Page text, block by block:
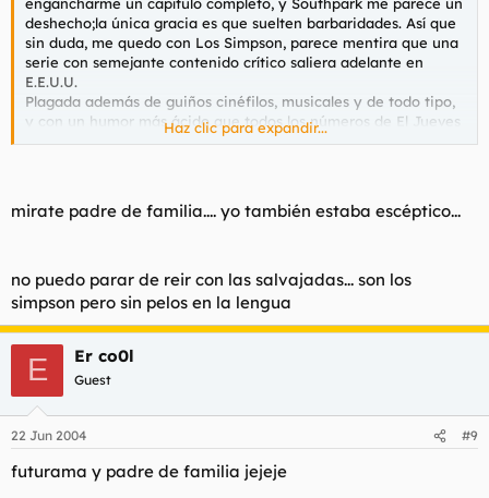
deshecho;la única gracia es que suelten barbaridades. Así que
sin duda, me quedo con Los Simpson, parece mentira que una
serie con semejante contenido crítico saliera adelante en
E.E.U.U.
Plagada además de guiños cinéfilos, musicales y de todo tipo,
y con un humor más ácido que todos los números de El Jueves
juntos. Los nuevos capítulos no los he visto, pero con los viejos
Haz clic para expandir...
mirate padre de familia.... yo también estaba escéptico...
no puedo parar de reir con las salvajadas... son los
simpson pero sin pelos en la lengua
E Er co0l
Guest
22 Jun 2004 #9
futurama y padre de familia jejeje